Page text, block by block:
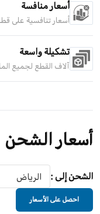
أسعار منافسة
أسعار تنافسية على
تشكيلة واسعة
آلاف القطع لجميع
أسعار الشحن
الشحن إلى : الرياض
احصل على الأسعار